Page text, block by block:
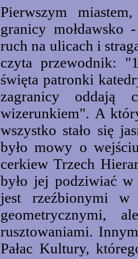
Pierwszym
granicy mołdawsko
ruch na ulicach i
czyta przewodnik:
święta patronki
zagranicy oddają
wizerunkiem". A
wszystko stało się
było mowy o
cerkiew Trzech
było jej podziwiać w
jest rzeźbionymi w
geometrycznymi,
rusztowaniami.
Pałac Kultury,